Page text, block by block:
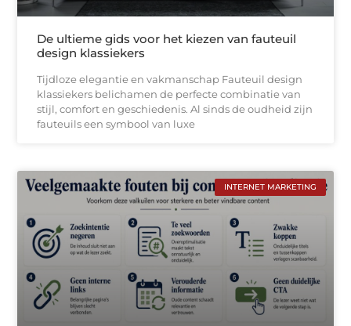
De ultieme gids voor het kiezen van fauteuil
design klassiekers
Tijdloze elegantie en vakmanschap Fauteuil design
klassiekers belichamen de perfecte combinatie van
stijl, comfort en geschiedenis. Al sinds de oudheid zijn
fauteuils een symbool van luxe
INTERNET MARKETING